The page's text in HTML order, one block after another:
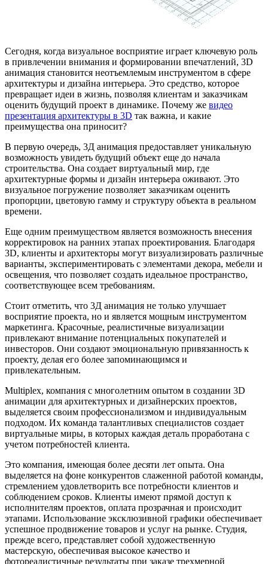
Сегодня, когда визуальное восприятие играет ключевую роль
в привлечении внимания и формировании впечатлений, 3D
анимация становится неотъемлемым инструментом в сфере
архитектуры и дизайна интерьера. Это средство, которое
превращает идеи в жизнь, позволяя клиентам и заказчикам
оценить будущий проект в динамике. Почему же видео
презентация архитектуры в 3D так важна, и какие
преимущества она приносит?
В первую очередь, 3Д анимация предоставляет уникальную
возможность увидеть будущий объект еще до начала
строительства. Она создает виртуальный мир, где
архитектурные формы и дизайн интерьера оживают. Это
визуальное погружение позволяет заказчикам оценить
пропорции, цветовую гамму и структуру объекта в реальном
времени.
Еще одним преимуществом является возможность внесения
корректировок на ранних этапах проектирования. Благодаря
3D, клиенты и архитекторы могут визуализировать различные
варианты, экспериментировать с элементами декора, мебели и
освещения, что позволяет создать идеальное пространство,
соответствующее всем требованиям.
Стоит отметить, что 3Д анимация не только улучшает
восприятие проекта, но и является мощным инструментом
маркетинга. Красочные, реалистичные визуализации
привлекают внимание потенциальных покупателей и
инвесторов. Они создают эмоциональную привязанность к
проекту, делая его более запоминающимся и
привлекательным.
Multiplex, компания с многолетним опытом в создании 3D
анимации для архитектурных и дизайнерских проектов,
выделяется своим профессионализмом и индивидуальным
подходом. Их команда талантливых специалистов создает
виртуальные миры, в которых каждая деталь проработана с
учетом потребностей клиента.
Это компания, имеющая более десяти лет опыта. Она
выделяется на фоне конкурентов слаженной работой команды,
стремлением удовлетворить все потребности клиентов и
соблюдением сроков. Клиенты имеют прямой доступ к
исполнителям проектов, оплата прозрачная и происходит
этапами. Использование эксклюзивной графики обеспечивает
успешное продвижение товаров и услуг на рынке. Студия,
прежде всего, представляет собой художественную
мастерскую, обеспечивая высокое качество и
фотореалистичные результаты при заказе трехмерной